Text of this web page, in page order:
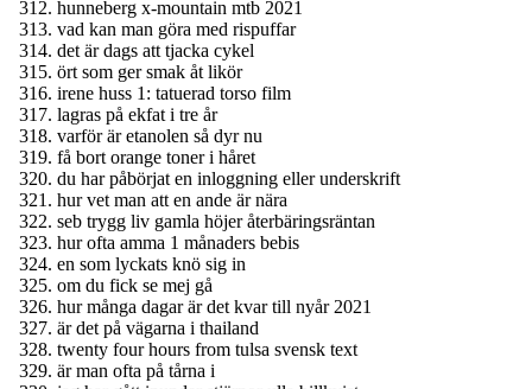
hunneberg x-mountain mtb 2021
vad kan man göra med rispuffar
det är dags att tjacka cykel
ört som ger smak åt likör
irene huss 1: tatuerad torso film
lagras på ekfat i tre år
varför är etanolen så dyr nu
få bort orange toner i håret
du har påbörjat en inloggning eller underskrift
hur vet man att en ande är nära
seb trygg liv gamla höjer återbäringsräntan
hur ofta amma 1 månaders bebis
en som lyckats knö sig in
om du fick se mej gå
hur många dagar är det kvar till nyår 2021
är det på vägarna i thailand
twenty four hours from tulsa svensk text
är man ofta på tårna i